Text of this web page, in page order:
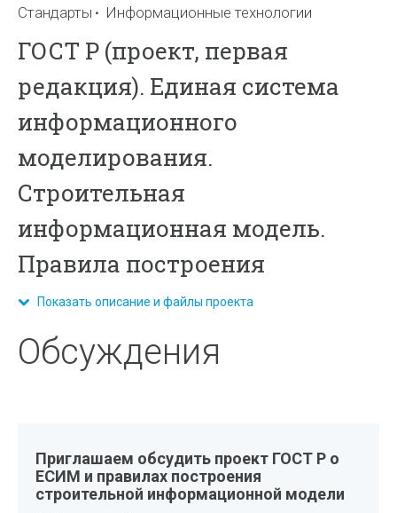
Стандарты Информационные технологии
ГОСТ Р (проект, первая
редакция). Единая система
информационного
моделирования.
Строительная
информационная модель.
Правила построения
Показать описание и файлы проекта
Обсуждения
Приглашаем обсудить проект ГОСТ Р о
ЕСИМ и правилах построения
строительной информационной модели